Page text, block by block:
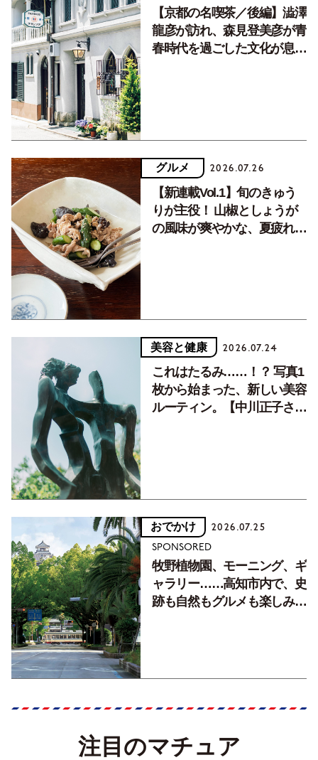
【京都の名喫茶／後編】澁澤
龍彦が訪れ、森見登美彦が青
春時代を過ごした文化が息づ
グルメ 2026.07.26
【新連載Vol.1】旬のきゅう
りが主役！ 山椒としょうが
の風味が爽やかな、夏疲れを
美容と健康 2026.07.24
これはたるみ……！？ 写真1
枚から始まった、新しい美容
ルーティン。【中川正子さん
おでかけ 2026.07.25
SPONSORED
牧野植物園、モーニング、ギ
ャラリー……高知市内で、史
跡も自然もグルメも楽しみ尽
注目のマチュア